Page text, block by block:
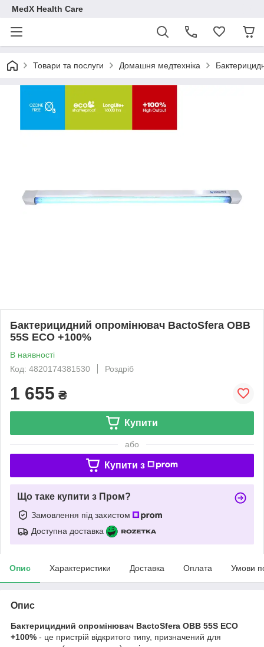
MedX Health Care
Товари та послуги Домашня медтехніка
Бактерицидний опромінювач BactoSfera OBB
55S ECO +100%
В наявності
Код: 4820174381530
Роздріб
1 655 ₴
Купити
або
Купити з
Що таке купити з Пром?
Замовлення під захистом
Доступна доставка
Опис Характеристики Доставка Оплата Умови
Опис
Бактерицидний опромінювач BactoSfera OBB 55S ECO
+100% - це пристрій відкритого типу, призначений для